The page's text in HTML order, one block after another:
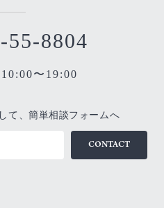
55-8804
〜19:00
て、簡単相談フォームへ